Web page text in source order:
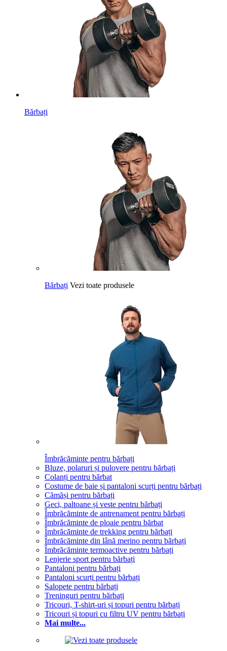
Bărbați
Bărbați Vezi toate produsele
Îmbrăcăminte pentru bărbați
Bluze, polaruri și pulovere pentru bărbați
Colanți pentru bărbat
Costume de baie și pantaloni scurți pentru bărbați
Cămăși pentru bărbați
Geci, paltoane și veste pentru bărbați
Îmbrăcăminte de antrenament pentru bărbați
Îmbrăcăminte de ploaie pentru bărbat
Îmbrăcăminte de trekking pentru bărbați
Îmbrăcăminte din lână merino pentru bărbați
Îmbrăcăminte termoactive pentru bărbați
Lenjerie sport pentru bărbați
Pantaloni pentru bărbați
Pantaloni scurți pentru bărbați
Salopete pentru bărbați
Treninguri pentru bărbați
Tricouri, T-shirt-uri și topuri pentru bărbați
Tricouri și topuri cu filtru UV pentru bărbați
Mai multe...